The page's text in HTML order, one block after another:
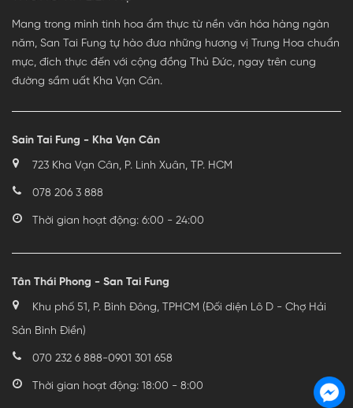
Mang trong mình tinh hoa ẩm thực từ nền văn hóa hàng ngàn
năm, San Tai Fung tự hào đưa những hương vị Trung Hoa chuẩn
mực, đích thực đến với cộng đồng Thủ Đức, ngay trên cung
đường sầm uất Kha Vạn Cân.
Sain Tai Fung - Kha Vạn Cân
723 Kha Vạn Cân, P. Linh Xuân, TP. HCM
078 206 3 888
Thời gian hoạt động: 6:00 - 24:00
Tân Thái Phong - San Tai Fung
Khu phố 51, P. Bình Đông, TPHCM (Đối diện Lô D - Chợ Hải
Sản Bình Điền)
070 232 6 888-0901 301 658
Thời gian hoạt động: 18:00 - 8:00